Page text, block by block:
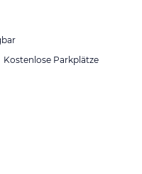
Kostenlose Parkplätze